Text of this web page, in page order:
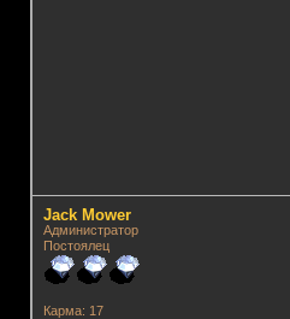
Jack Mower
Администратор
Постоялец
Карма: 17